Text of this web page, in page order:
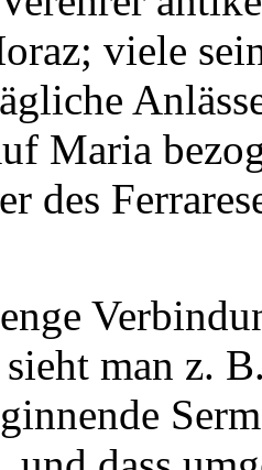
viele
Maria
des
man z.